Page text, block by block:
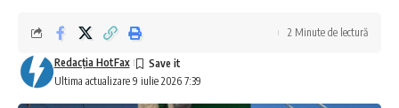
Ultima actualizare 9 iulie 2026 7:39
Redacţia HotFax
2 Minute de lectură